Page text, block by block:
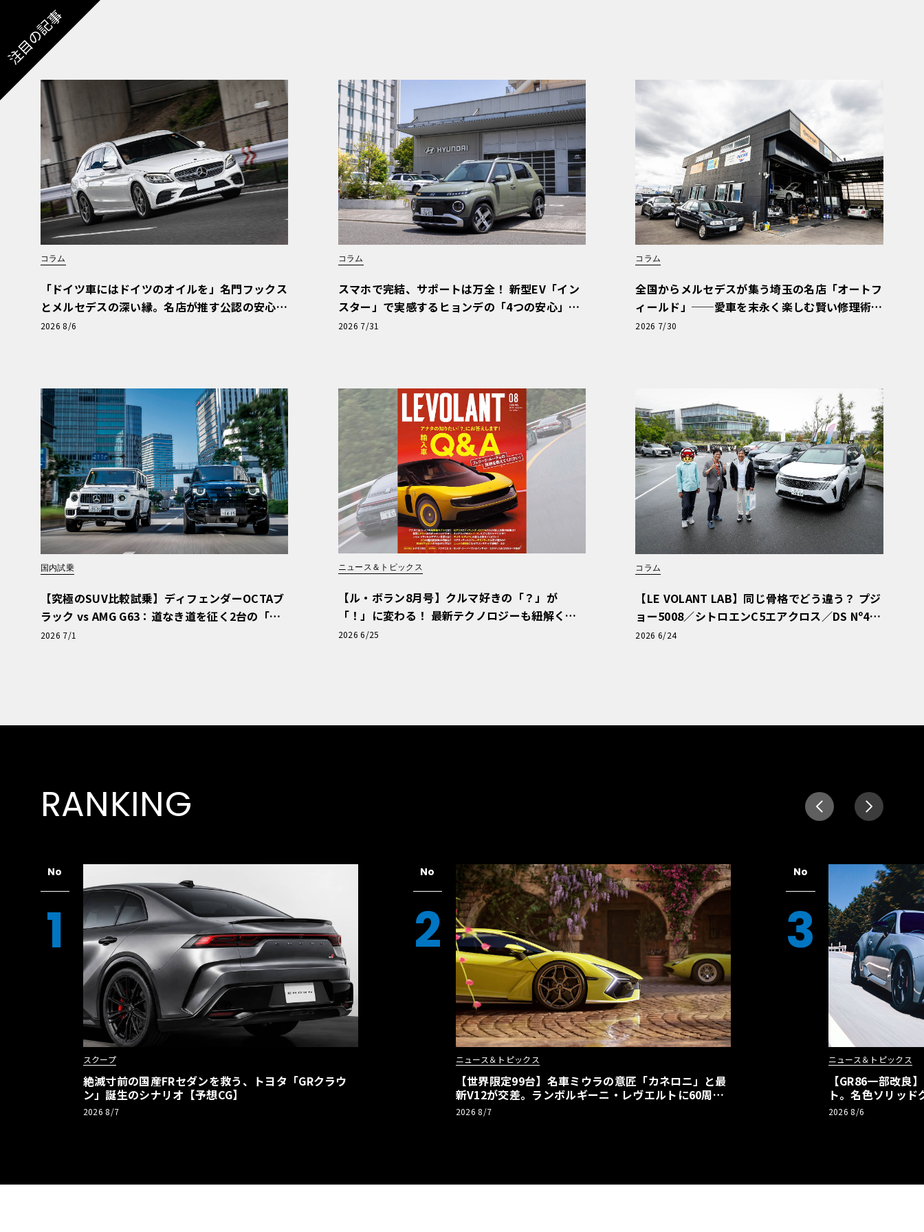
注目の記事
コラム
「ドイツ車にはドイツのオイルを」名門フックス
とメルセデスの深い縁。名店が推す公認の安心
と、Cクラスで味わうシルキーな走り〈PR〉
2026 8/6
コラム
スマホで完結、サポートは万全！ 新型EV「イン
スター」で実感するヒョンデの「4つの安心」
【第1回・ヒョンデ6つの疑問：Why? Hyunda
2026 7/31
コラム
全国からメルセデスが集う埼玉の名店「オートフ
ィールド」──愛車を末永く楽しむ賢い修理術
と、プロがフックス製オイルを選ぶ理由〈PR〉
2026 7/30
国内試乗
【究極のSUV比較試乗】ディフェンダーOCTAブ
ラック vs AMG G63：道なき道を征く2台の「対
極的アプローチ」
2026 7/1
ニュース＆トピックス
【ル・ボラン8月号】クルマ好きの「？」が
「！」に変わる！ 最新テクノロジーも紐解く
「輸入車Q&A」
2026 6/25
コラム
【LE VOLANT LAB】同じ骨格でどう違う？ プジ
ョー5008／シトロエンC5エアクロス／DS Nº4
読者一気乗りレポート
2026 6/24
RANKING
No
1
スクープ
絶滅寸前の国産FRセダンを救う、トヨタ「GRクラウ
ン」誕生のシナリオ【予想CG】
2026 8/7
No
2
ニュース＆トピックス
【世界限定99台】名車ミウラの意匠「カネロニ」と最
新V12が交差。ランボルギーニ・レヴエルトに60周年
記念車が登場
2026 8/7
No
3
ニュース＆トピックス
【GR86一部改良
ト。名色ソリッ
極みへ
2026 8/6